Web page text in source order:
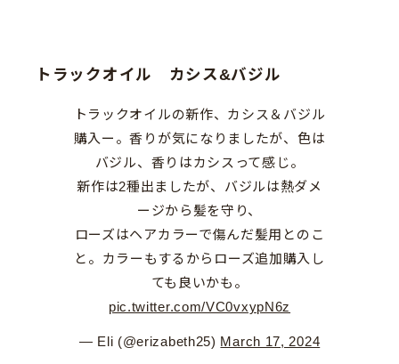
トラックオイル カシス&バジル
トラックオイルの新作、カシス＆バジル
購入ー。香りが気になりましたが、色は
バジル、香りはカシスって感じ。
新作は2種出ましたが、バジルは熱ダメ
ージから髪を守り、
ローズはヘアカラーで傷んだ髪用とのこ
と。カラーもするからローズ追加購入し
ても良いかも。
pic.twitter.com/VC0vxypN6z
— Eli (@erizabeth25) March 17, 2024